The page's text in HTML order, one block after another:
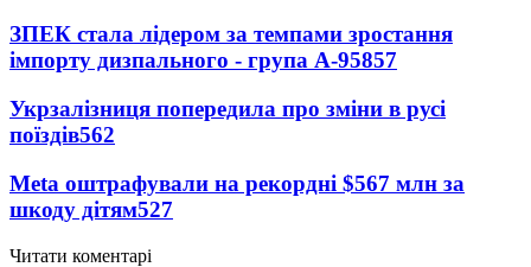
ЗПЕК стала лідером за темпами зростання
імпорту дизпального - група А-95857
Укрзалізниця попередила про зміни в русі
поїздів562
Meta оштрафували на рекордні $567 млн за
шкоду дітям527
Читати коментарі